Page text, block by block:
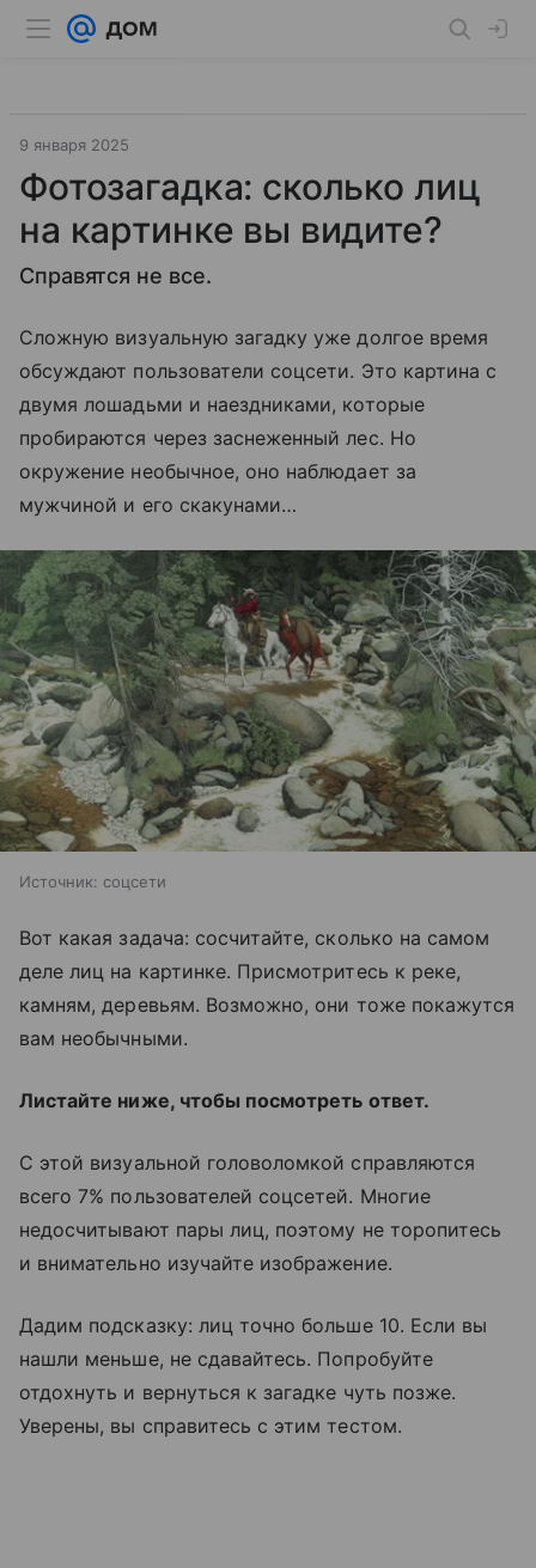
9 января 2025
Фотозагадка: сколько лиц
на картинке вы видите?
Справятся не все.
Сложную визуальную загадку уже долгое время
обсуждают пользователи соцсети. Это картина с
двумя лошадьми и наездниками, которые
пробираются через заснеженный лес. Но
окружение необычное, оно наблюдает за
мужчиной и его скакунами…
Источник: соцсети
Вот какая задача: сосчитайте, сколько на самом
деле лиц на картинке. Присмотритесь к реке,
камням, деревьям. Возможно, они тоже покажутся
вам необычными.
Листайте ниже, чтобы посмотреть ответ.
С этой визуальной головоломкой справляются
всего 7% пользователей соцсетей. Многие
недосчитывают пары лиц, поэтому не торопитесь
и внимательно изучайте изображение.
Дадим подсказку: лиц точно больше 10. Если вы
нашли меньше, не сдавайтесь. Попробуйте
отдохнуть и вернуться к загадке чуть позже.
Уверены, вы справитесь с этим тестом.